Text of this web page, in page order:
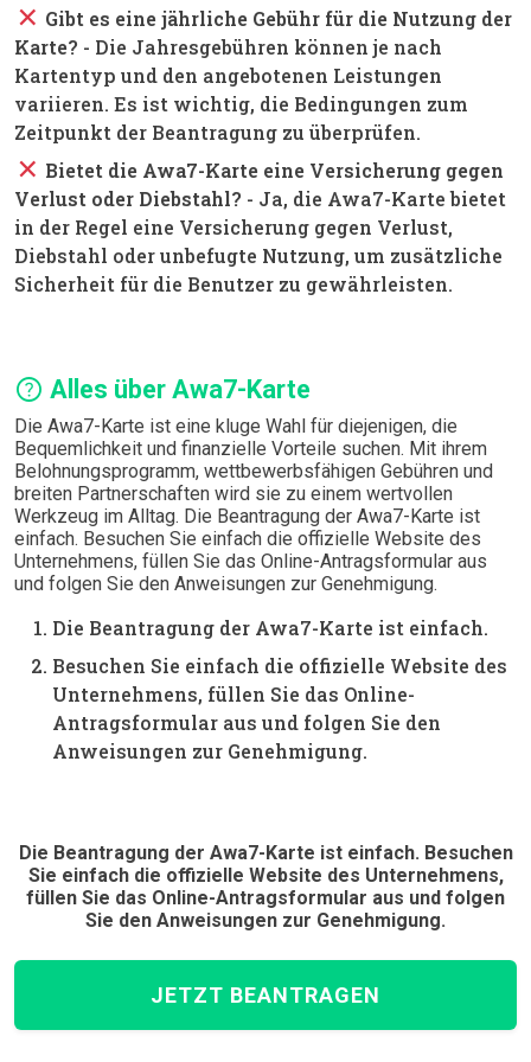
close Gibt es eine jährliche Gebühr für die Nutzung der
Karte? - Die Jahresgebühren können je nach
Kartentyp und den angebotenen Leistungen
variieren. Es ist wichtig, die Bedingungen zum
Zeitpunkt der Beantragung zu überprüfen.
close Bietet die Awa7-Karte eine Versicherung gegen
Verlust oder Diebstahl? - Ja, die Awa7-Karte bietet
in der Regel eine Versicherung gegen Verlust,
Diebstahl oder unbefugte Nutzung, um zusätzliche
Sicherheit für die Benutzer zu gewährleisten.
help Alles über Awa7-Karte
Die Awa7-Karte ist eine kluge Wahl für diejenigen, die
Bequemlichkeit und finanzielle Vorteile suchen. Mit ihrem
Belohnungsprogramm, wettbewerbsfähigen Gebühren und
breiten Partnerschaften wird sie zu einem wertvollen
Werkzeug im Alltag. Die Beantragung der Awa7-Karte ist
einfach. Besuchen Sie einfach die offizielle Website des
Unternehmens, füllen Sie das Online-Antragsformular aus
und folgen Sie den Anweisungen zur Genehmigung.
Die Beantragung der Awa7-Karte ist einfach.
Besuchen Sie einfach die offizielle Website des
Unternehmens, füllen Sie das Online-
Antragsformular aus und folgen Sie den
Anweisungen zur Genehmigung.
Die Beantragung der Awa7-Karte ist einfach. Besuchen
Sie einfach die offizielle Website des Unternehmens,
füllen Sie das Online-Antragsformular aus und folgen
Sie den Anweisungen zur Genehmigung.
JETZT BEANTRAGEN